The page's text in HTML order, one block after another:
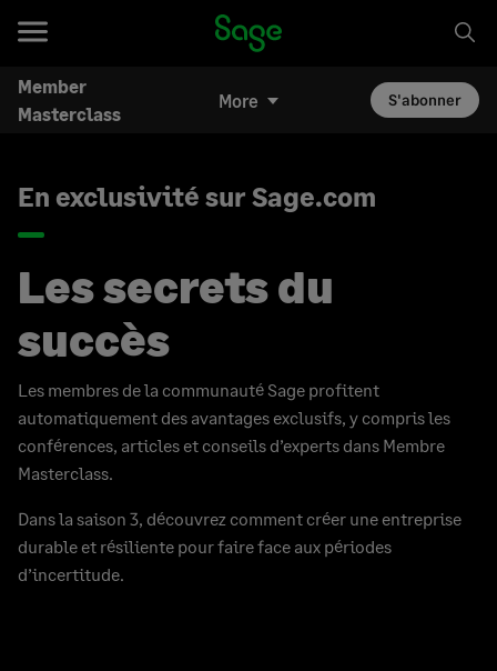
Member
Masterclass
More S'abonner
En exclusivité sur Sage.com
Les secrets du
succès
Les membres de la communauté Sage profitent
automatiquement des avantages exclusifs, y compris les
conférences, articles et conseils d’experts dans Membre
Masterclass.
Dans la saison 3, découvrez comment créer une entreprise
durable et résiliente pour faire face aux périodes
d’incertitude.